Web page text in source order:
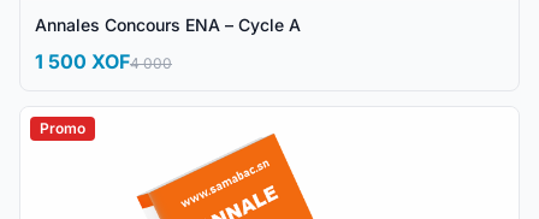
Annales Concours ENA – Cycle A
1 500 XOF4 000
Promo